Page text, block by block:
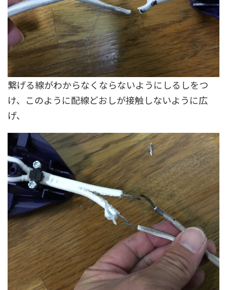
繋げる線がわからなくならないようにしるしをつ
け、このように配線どおしが接触しないように広
げ、